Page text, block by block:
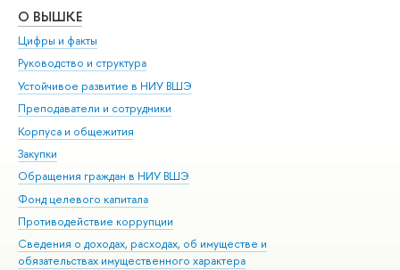
О ВЫШКЕ
Цифры и факты
Руководство и структура
Устойчивое развитие в НИУ ВШЭ
Преподаватели и сотрудники
Корпуса и общежития
Закупки
Обращения граждан в НИУ ВШЭ
Фонд целевого капитала
Противодействие коррупции
Сведения о доходах, расходах, об имуществе и
обязательствах имущественного характера